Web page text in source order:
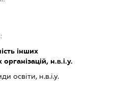
інших
н.в.і.у.
освіти, н.в.і.у.